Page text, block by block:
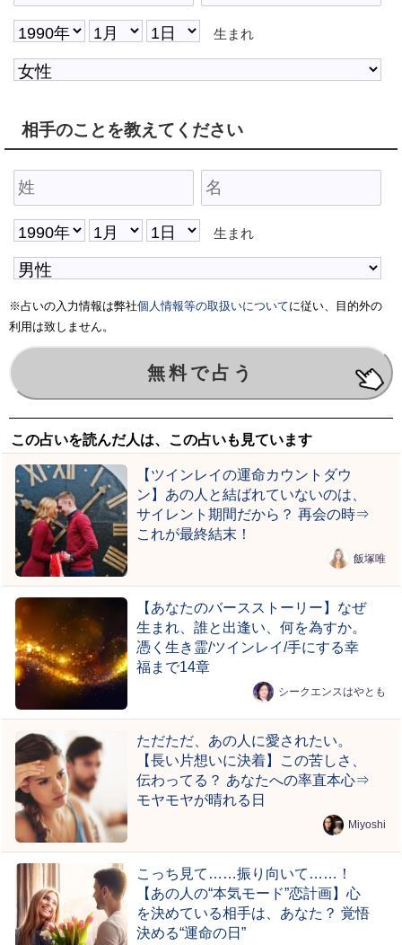
生まれ
相手のことを教えてください
生まれ
※占いの入力情報は弊社個人情報等の取扱いについてに従い、目的外の
利用は致しません。
この占いを読んだ人は、この占いも見ています
【ツインレイの運命カウントダウ
ン】あの人と結ばれていないのは、
サイレント期間だから？ 再会の時⇒
これが最終結末！
飯塚唯
【あなたのバースストーリー】なぜ
生まれ、誰と出逢い、何を為すか。
憑く生き霊/ツインレイ/手にする幸
福まで14章
シークエンスはやとも
ただただ、あの人に愛されたい。
【長い片想いに決着】この苦しさ、
伝わってる？ あなたへの率直本心⇒
モヤモヤが晴れる日
Miyoshi
こっち見て……振り向いて……！
【あの人の“本気モード”恋計画】心
を決めている相手は、あなた？ 覚悟
決める“運命の日”